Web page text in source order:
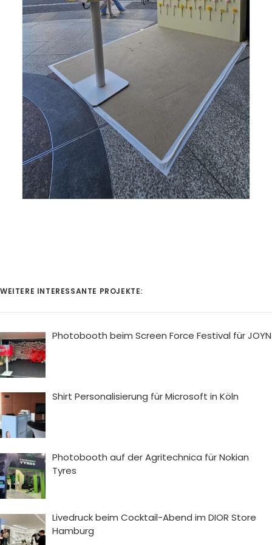
WEITERE INTERESSANTE PROJEKTE:
Photobooth beim Screen Force Festival für JOYN
Shirt Personalisierung für Microsoft in Köln
Photobooth auf der Agritechnica für Nokian
Tyres
Livedruck beim Cocktail-Abend im DIOR Store
Hamburg